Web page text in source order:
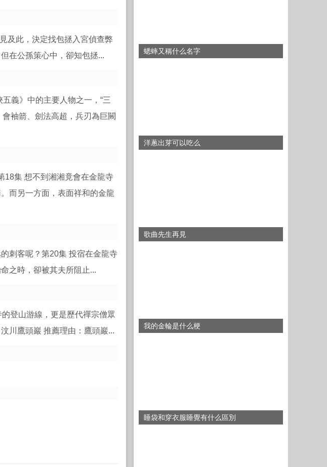
及此，決定找包拯入宮偵查弊
在公孫策心中，卻知包拯...
義》中的主要人物之一，“三
袖箭、劍法高超，兵刃為巨闕
18集 想不到湘湘竟會在金龍寺
而另一方面，表面祥和的金龍
刺客呢？第20集 投宿在金龍寺
之時，卻被其夫所阻止...
登山游線，更是歷代禪宗僧眾
川鷹頭巖 推薦理由：鷹頭巖...
蟋蟀又稱什么名字
洋蔥出芽可以吃么
歌曲先生再見
我的金輪是什么梗
睡袋和穿衣服睡覺有什么區別